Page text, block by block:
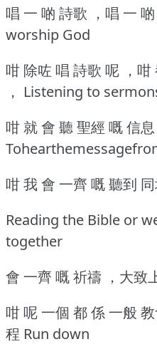
唱 一 啲 詩歌 ，唱 一
worship God
咁 除咗 唱 詩歌 呢 ，
， Listening to
咁 就 會 聽 聖經 嘅 信息
咁 我 會 一齊 嘅 聽到
Reading the Bible or
together
會 一齊 嘅 祈禱 ，大致
咁 呢 一個 都 係 一般
程 Run down